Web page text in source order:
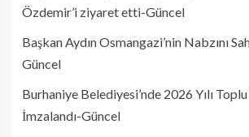
Özdemir’i ziyaret etti-Güncel
Başkan Aydın Osmangazi’nin Nabzını
Güncel
Burhaniye Belediyesi’nde 2026 Yılı
İmzalandı-Güncel